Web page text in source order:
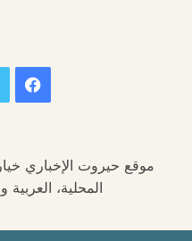
موقع حيروت الإخباري
المحلية،